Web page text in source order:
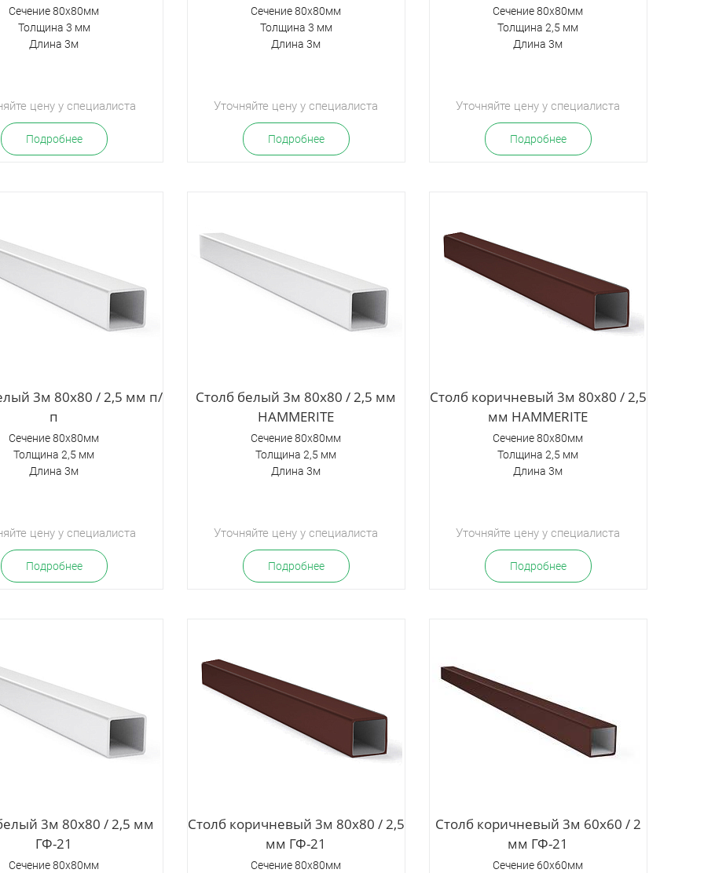
Сечение 80х80мм
Толщина 3 мм
Длина 3м
цену у специалиста
Подробнее
Сечение 80х80мм
Толщина 3 мм
Длина 3м
Уточняйте цену у специалиста
Подробнее
Сечение 80х80мм
Толщина 2,5 мм
Длина 3м
Уточняйте цену у специалиста
Подробнее
3м 80х80 / 2,5 мм п/
п
Сечение 80х80мм
Толщина 2,5 мм
Длина 3м
цену у специалиста
Подробнее
Столб белый 3м 80х80 / 2,5 мм
HAMMERITE
Сечение 80х80мм
Толщина 2,5 мм
Длина 3м
Уточняйте цену у специалиста
Подробнее
Столб коричневый 3м 80х80 / 2,5
мм HAMMERITE
Сечение 80х80мм
Толщина 2,5 мм
Длина 3м
Уточняйте цену у специалиста
Подробнее
3м 80х80 / 2,5 мм
ГФ-21
Сечение 80х80мм
Столб коричневый 3м 80х80 / 2,5
мм ГФ-21
Сечение 80х80мм
Столб коричневый 3м 60х60 / 2
мм ГФ-21
Сечение 60х60мм